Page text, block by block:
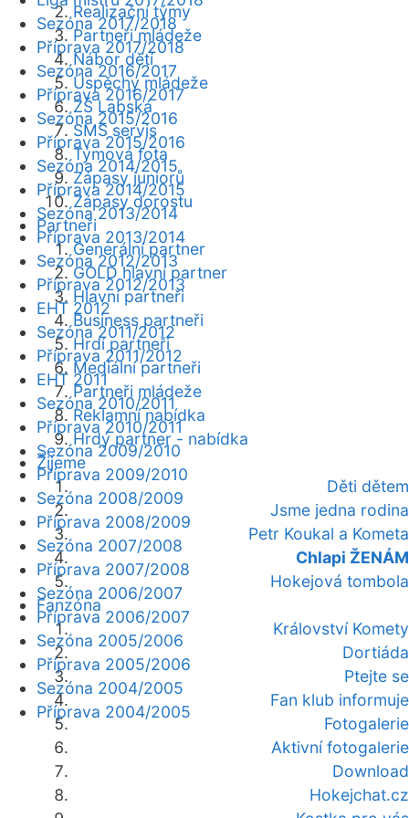
Realizační týmy
Partneři mládeže
Nábor dětí
Úspěchy mládeže
ZŠ Labská
SMS servis
Týmová fota
Zápasy juniorů
Zápasy dorostu
Partneři
Generální partner
GOLD hlavní partner
Hlavní partneři
Business partneři
Hrdí partneři
Mediální partneři
Partneři mládeže
Reklamní nabídka
Hrdý partner - nabídka
Žijeme
Děti dětem
Jsme jedna rodina
Petr Koukal a Kometa
Chlapi ŽENÁM
Hokejová tombola
Fanzóna
Království Komety
Dortiáda
Ptejte se
Fan klub informuje
Fotogalerie
Aktivní fotogalerie
Download
Hokejchat.cz
Sezóna 2017/2018
Příprava 2017/2018
Sezóna 2016/2017
Příprava 2016/2017
Sezóna 2015/2016
Příprava 2015/2016
Sezóna 2014/2015
Příprava 2014/2015
Sezóna 2013/2014
Příprava 2013/2014
Sezóna 2012/2013
Příprava 2012/2013
EHT 2012
Sezóna 2011/2012
Příprava 2011/2012
EHT 2011
Sezóna 2010/2011
Příprava 2010/2011
Sezóna 2009/2010
Příprava 2009/2010
Sezóna 2008/2009
Příprava 2008/2009
Sezóna 2007/2008
Příprava 2007/2008
Sezóna 2006/2007
Příprava 2006/2007
Sezóna 2005/2006
Příprava 2005/2006
Sezóna 2004/2005
Příprava 2004/2005